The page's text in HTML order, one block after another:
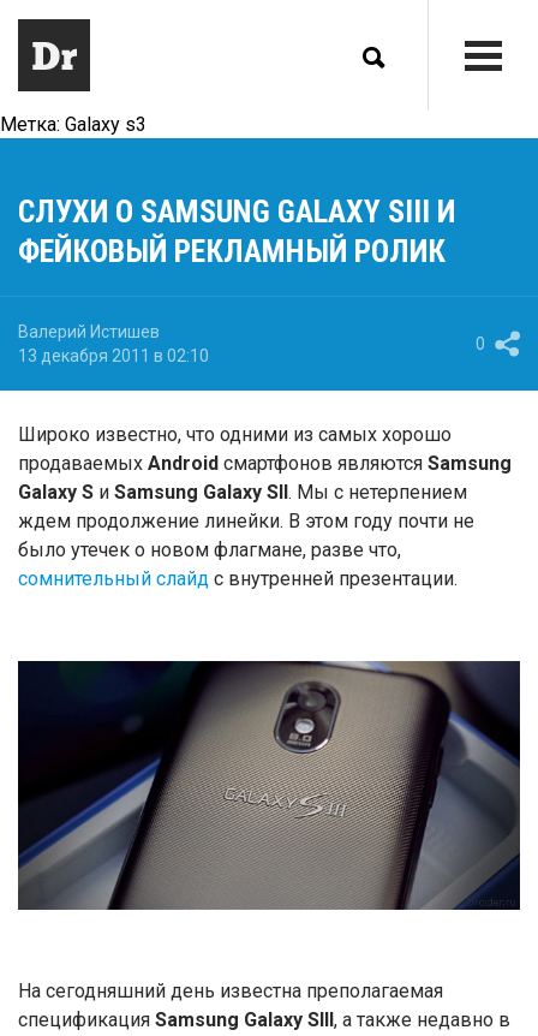
Метка: Galaxy s3
СЛУХИ О SAMSUNG GALAXY SIII И
ФЕЙКОВЫЙ РЕКЛАМНЫЙ РОЛИК
Валерий Истишев
13 декабря 2011 в 02:10
0
Широко известно, что одними из самых хорошо
продаваемых Android смартфонов являются Samsung
Galaxy S и Samsung Galaxy SII. Мы с нетерпением
ждем продолжение линейки. В этом году почти не
было утечек о новом флагмане, разве что,
сомнительный слайд с внутренней презентации.
На сегодняшний день известна преполагаемая
спецификация Samsung Galaxy SIII, а также недавно в